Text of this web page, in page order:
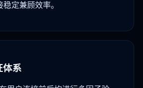
定兼顾效率。
体系